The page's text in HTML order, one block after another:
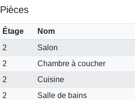
Pièces
Étage Nom
2
Salon
2
Chambre à coucher
2
Cuisine
2
Salle de bains